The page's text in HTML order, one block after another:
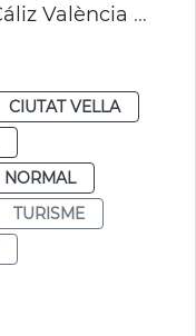
Centro recepción Santo Cáliz València supera expectativas visitantes
CIUTAT VELLA
NORMAL
TURISME